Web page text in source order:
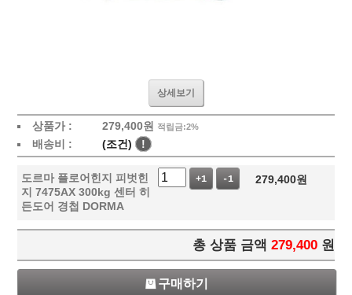
상세보기
상품가 : 279,400원 적립금:2%
배송비 : (조건) !
도르마 플로어힌지 피벗힌
지 7475AX 300kg 센터 히
든도어 경첩 DORMA
+1 -1 279,400원
총 상품 금액 279,400 원
구매하기